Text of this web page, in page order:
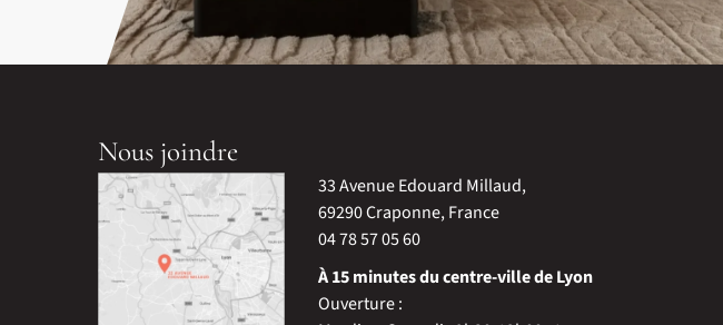
Nous joindre
33 Avenue Edouard Millaud,
69290 Craponne, France
04 78 57 05 60
À 15 minutes du centre-ville de Lyon
Ouverture :